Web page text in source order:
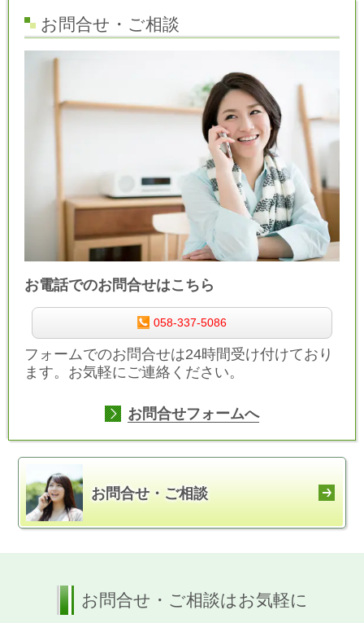
お問合せ・ご相談
お電話でのお問合せはこちら
058-337-5086
フォームでのお問合せは24時間受け付けており
ます。お気軽にご連絡ください。
お問合せフォームへ
お問合せ・ご相談
お問合せ・ご相談はお気軽に